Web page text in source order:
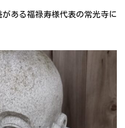
ある福禄寿様代表の常光寺に